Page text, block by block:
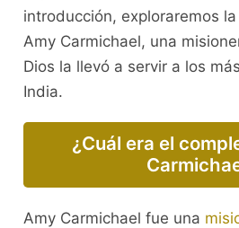
introducción, exploraremos
Amy Carmichael, una
Dios la llevó a servir a los
India.
¿Cuál era el
Amy Carmichael fue una